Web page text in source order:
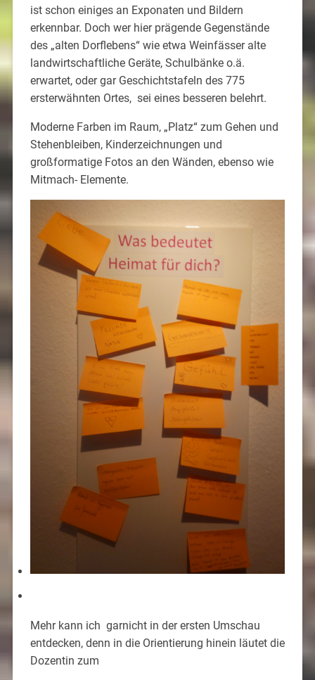
ist schon einiges an Exponaten und Bildern
erkennbar. Doch wer hier prägende Gegenstände
des „alten Dorflebens“ wie etwa Weinfässer alte
landwirtschaftliche Geräte, Schulbänke o.ä.
erwartet, oder gar Geschichtstafeln des 775
ersterwähnten Ortes, sei eines besseren belehrt.
Moderne Farben im Raum, „Platz“ zum Gehen und
Stehenbleiben, Kinderzeichnungen und
großformatige Fotos an den Wänden, ebenso wie
Mitmach- Elemente.
Mehr kann ich garnicht in der ersten Umschau
entdecken, denn in die Orientierung hinein läutet die
Dozentin zum